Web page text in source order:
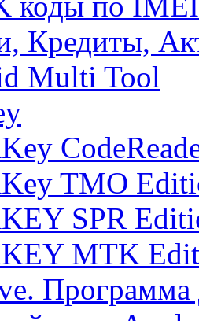
Кредиты,
Multi Tool
TMO
SPR
MTK
Программа